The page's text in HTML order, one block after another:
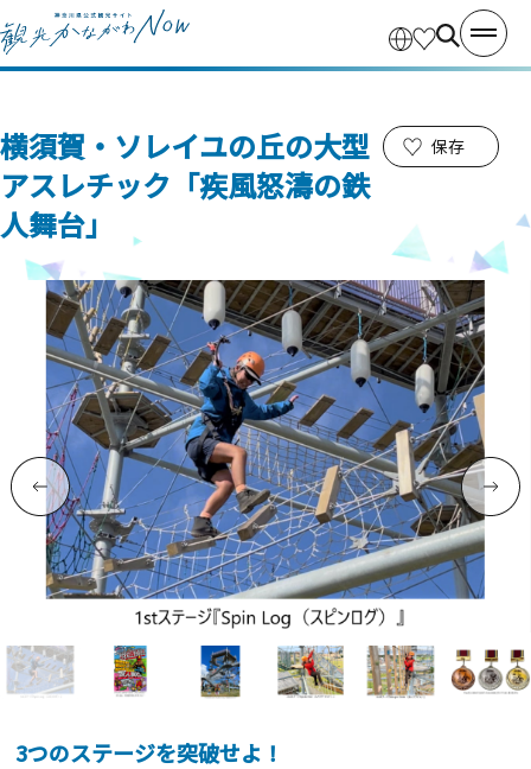
横須賀・ソレイユの丘の大型
アスレチック「疾風怒濤の鉄
人舞台」
保存
3つのステージを突破せよ！